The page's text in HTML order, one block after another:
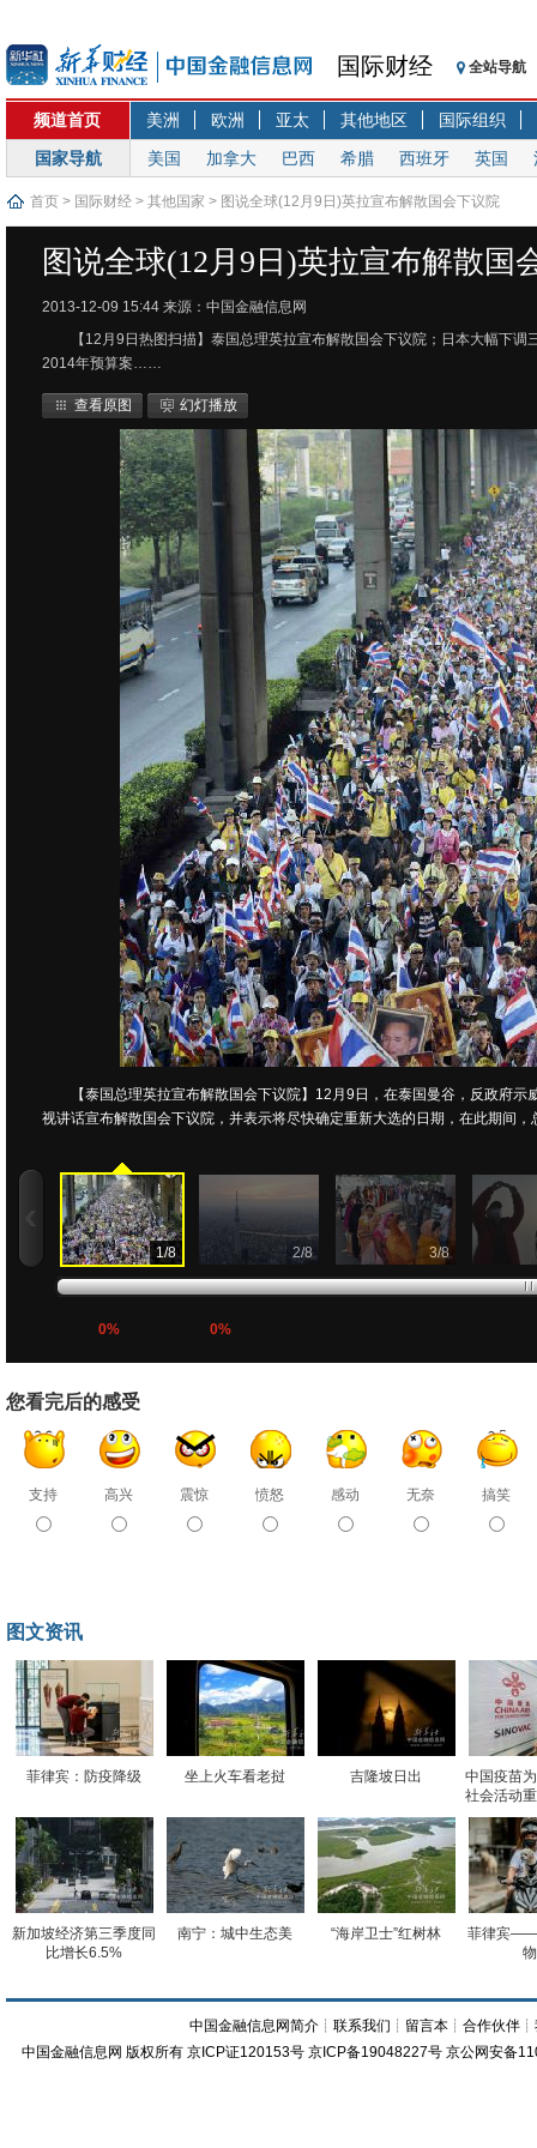
国际财经 全站导航
频道首页 美洲 欧洲 亚太 其他地区
国际组织
国家导航
美国 加拿大 巴西 希腊 西班牙 英国
首页 > 国际财经 > 其他国家 > 图说全球(12月9日)英拉宣布解散国会下议院
图说全球(12月9日)英拉宣布解散国
2013-12-09 15:44 来源：中国金融信息网
【12月9日热图扫描】泰国总理英拉宣布解散国会下议院；日本大幅下
2014年预算案……
查看原图 幻灯播放
【泰国总理英拉宣布解散国会下议院】12月9日，在泰国曼谷，反政府
视讲话宣布解散国会下议院，并表示将尽快确定重新大选的日期，在此期间
1/8 2/8 3/8
0% 0%
您看完后的感受
支持 高兴 震惊 愤怒 感动 无奈 搞笑
图文资讯
菲律宾：防疫降级 坐上火车看老挝 吉隆坡日出
中国疫苗
社会活动
新加坡经济第三季度同
比增长6.5%
南宁：城中生态美 “海岸卫士”红树林
菲律宾
中国金融信息网简介 ┊联系我们 ┊ 留言本 ┊合作伙伴 ┊
中国金融信息网 版权所有 京ICP证120153号 京ICP备19048227号 京公网安备